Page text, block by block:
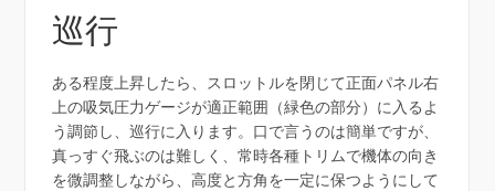
巡行
ある程度上昇したら、スロットルを閉じて正面パネル右
上の吸気圧力ゲージが適正範囲（緑色の部分）に入るよ
う調節し、巡行に入ります。口で言うのは簡単ですが、
真っすぐ飛ぶのは難しく、常時各種トリムで機体の向き
を微調整しながら、高度と方角を一定に保つようにして